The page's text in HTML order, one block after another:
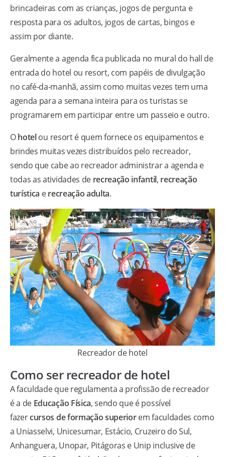
brincadeiras com as crianças, jogos de pergunta e
resposta para os adultos, jogos de cartas, bingos e
assim por diante.
Geralmente a agenda fica publicada no mural do hall de
entrada do hotel ou resort, com papéis de divulgação
no café-da-manhã, assim como muitas vezes tem uma
agenda para a semana inteira para os turistas se
programarem em participar entre um passeio e outro.
Ohotelou resort é quem fornece os equipamentos e
brindes muitas vezes distribuídos pelo recreador,
sendo que cabe ao recreador administrar a agenda e
todas as atividades de recreação infantil, recreação
turística erecreação adulta.
Recreador de hotel
Como ser recreador de hotel
A faculdade que regulamenta a profissão de recreador
é a de Educação Física, sendo que é possível
fazercursos de formação superiorem faculdades como
a Uniasselvi, Unicesumar, Estácio, Cruzeiro do Sul,
Anhanguera, Unopar, Pitágoras e Unip inclusive de